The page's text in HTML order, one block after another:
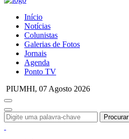
Início
Notícias
Colunistas
Galerias de Fotos
Jornais
Agenda
Ponto TV
PIUMHI, 07 Agosto 2026
Procurar